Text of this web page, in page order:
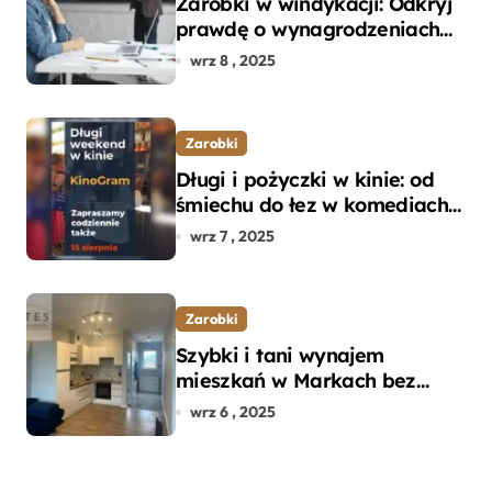
prawdę o wynagrodzeniach
specjalistów w branży
wrz 8 , 2025
Zarobki
Długi i pożyczki w kinie: od
śmiechu do łez w komediach i
dramatach
wrz 7 , 2025
Zarobki
Szybki i tani wynajem
mieszkań w Markach bez
pośredników
wrz 6 , 2025